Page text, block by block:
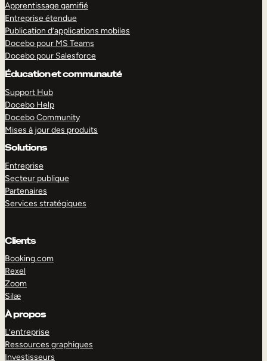
Apprentissage gamifié
Entreprise étendue
Publication d’applications mobiles
Docebo pour MS Teams
Docebo pour Salesforce
Éducation et communauté
Support Hub
Docebo Help
Docebo Community
Mises à jour des produits
Solutions
Entreprise
Secteur publique
Partenaires
Services stratégiques
Clients
Booking.com
Rexel
Zoom
Silæ
À propos
L’entreprise
Ressources graphiques
Investisseurs